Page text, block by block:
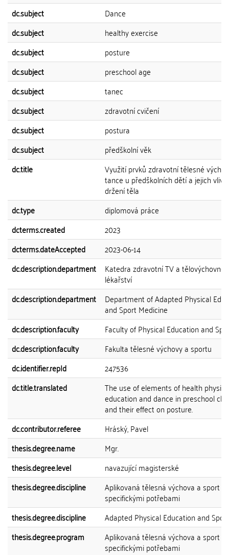
dc.subject
Dance
dc.subject
healthy exercise
dc.subject
posture
dc.subject
preschool age
dc.subject
tanec
dc.subject
zdravotní cvičení
dc.subject
postura
dc.subject
předškolní věk
dc.title
Využití prvků zdravotní tělesné
tance u předškolních dětí a jejich vliv
držení těla
dc.type
diplomová práce
dcterms.created
2023
dcterms.dateAccepted
2023-06-14
dc.description.department
Katedra zdravotní TV a
lékařství
dc.description.department
Department of Adapted Physical
and Sport Medicine
dc.description.faculty
Faculty of Physical Education and
dc.description.faculty
Fakulta tělesné výchovy a sportu
dc.identifier.repId
247536
dc.title.translated
The use of elements of health
education and dance in preschool
and their effect on posture.
dc.contributor.referee
Hráský, Pavel
thesis.degree.name
Mgr.
thesis.degree.level
navazující magisterské
thesis.degree.discipline
Aplikovaná tělesná výchova a sport
specifickými potřebami
thesis.degree.discipline
Adapted Physical Education and Sport
thesis.degree.program
Aplikovaná tělesná výchova a sport
specifickými potřebami